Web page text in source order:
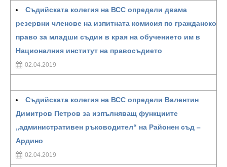
Съдийската колегия на ВСС определи двама
резервни членове на изпитната комисия по гражданско
право за младши съдии в края на обучението им в
Националния институт на правосъдието
02.04.2019
Съдийската колегия на ВСС определи Валентин
Димитров Петров за изпълняващ функциите
„административен ръководител“ на Районен съд –
Ардино
02.04.2019